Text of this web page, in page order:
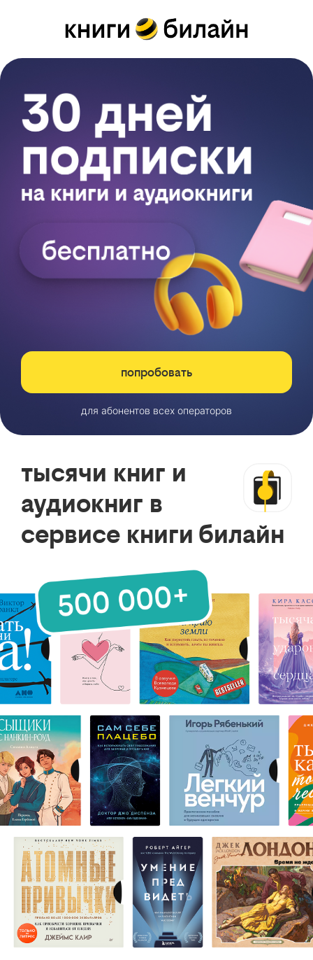
попробовать
для абонентов всех операторов
тысячи книг и
аудиокниг в
сервисе книги билайн